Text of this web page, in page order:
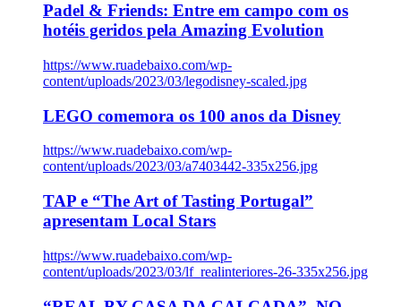
Padel & Friends: Entre em campo com os
hotéis geridos pela Amazing Evolution
https://www.ruadebaixo.com/wp-
content/uploads/2023/03/legodisney-scaled.jpg
LEGO comemora os 100 anos da Disney
https://www.ruadebaixo.com/wp-
content/uploads/2023/03/a7403442-335x256.jpg
TAP e “The Art of Tasting Portugal”
apresentam Local Stars
https://www.ruadebaixo.com/wp-
content/uploads/2023/03/lf_realinteriores-26-335x256.jpg